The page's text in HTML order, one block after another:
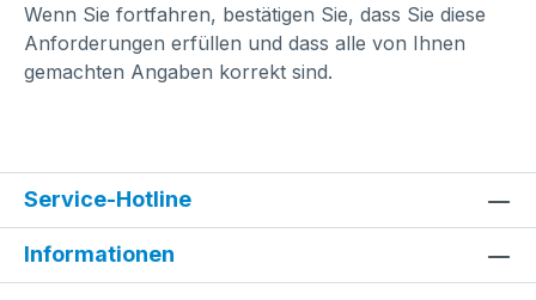
Wenn Sie fortfahren, bestätigen Sie, dass Sie diese
Anforderungen erfüllen und dass alle von Ihnen
gemachten Angaben korrekt sind.
Service-Hotline
Informationen